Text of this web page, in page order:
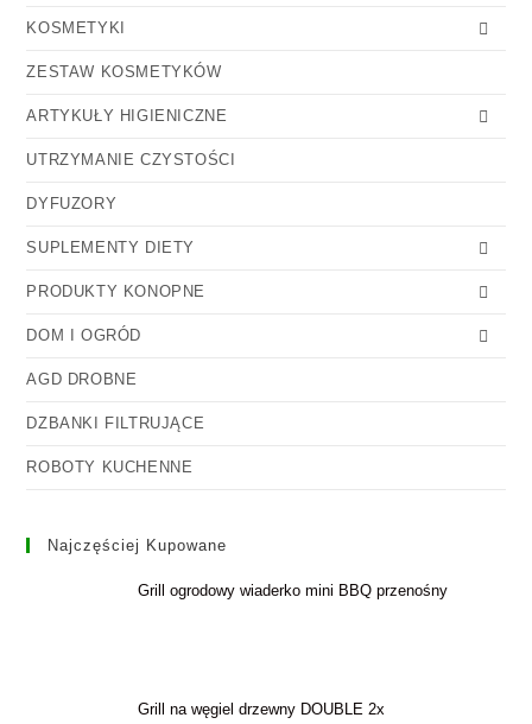
KOSMETYKI
ZESTAW KOSMETYKÓW
ARTYKUŁY HIGIENICZNE
UTRZYMANIE CZYSTOŚCI
DYFUZORY
SUPLEMENTY DIETY
PRODUKTY KONOPNE
DOM I OGRÓD
AGD DROBNE
DZBANKI FILTRUJĄCE
ROBOTY KUCHENNE
Najczęściej Kupowane
Grill ogrodowy wiaderko mini BBQ przenośny
Grill na węgiel drzewny DOUBLE 2x